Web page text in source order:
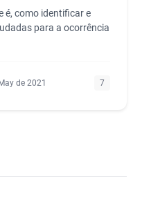
é, como identificar e
para a ocorrência
de 2021 7